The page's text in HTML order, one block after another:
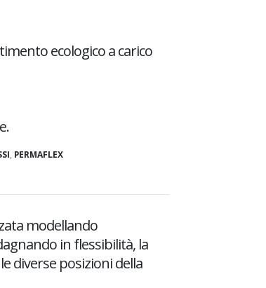
ecologico a carico
, PERMAFLEX
modellando
in flessibilità, la
diverse posizioni della